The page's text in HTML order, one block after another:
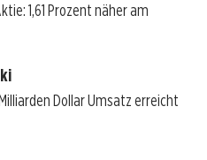
1,61 Prozent näher am
Dollar Umsatz erreicht